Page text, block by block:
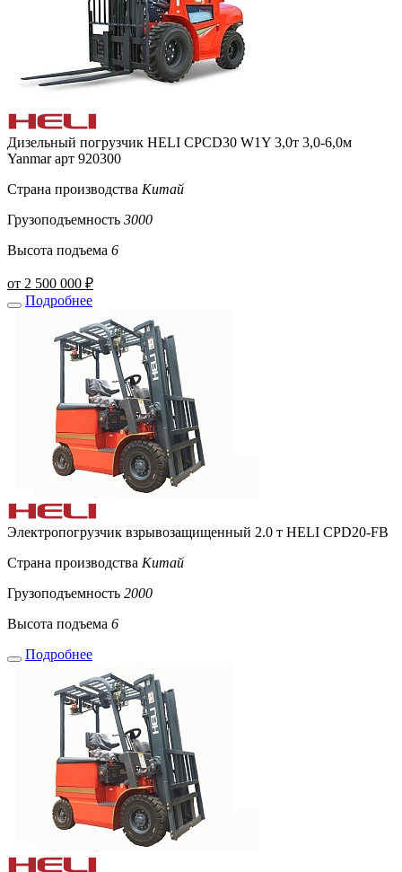
Дизельный погрузчик HELI CPCD30 W1Y 3,0т 3,0-6,0м
Yanmar арт 920300
Страна производства Китай
Грузоподъемность 3000
Высота подъема 6
от 2 500 000 ₽
Подробнее
Электропогрузчик взрывозащищенный 2.0 т HELI CPD20-FB
Страна производства Китай
Грузоподъемность 2000
Высота подъема 6
Подробнее